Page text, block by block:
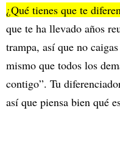
¿Qué tienes que te
que te ha llevado años
trampa, así que no
mismo que todos los
contigo”. Tu
así que piensa bien qué